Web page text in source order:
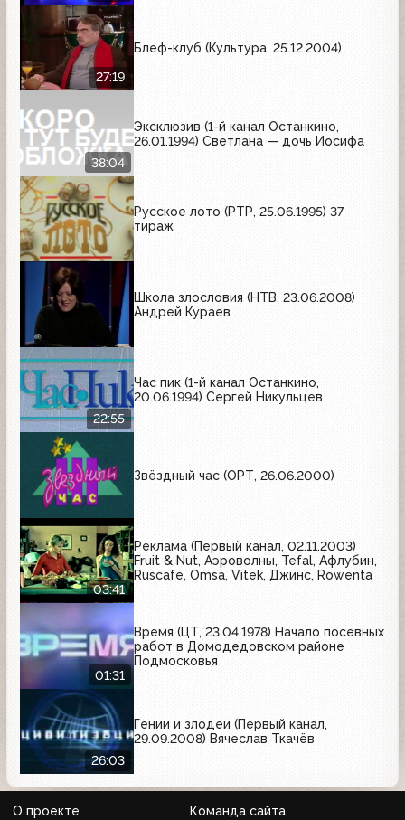
27:19
Блеф-клуб (Культура, 25.12.2004)
38:04
Эксклюзив (1-й канал Останкино,
26.01.1994) Светлана — дочь Иосифа
Русское лото (РТР, 25.06.1995) 37
тираж
Школа злословия (НТВ, 23.06.2008)
Андрей Кураев
22:55
Час пик (1-й канал Останкино,
20.06.1994) Сергей Никульцев
Звёздный час (ОРТ, 26.06.2000)
03:41
Реклама (Первый канал, 02.11.2003)
Fruit & Nut, Аэроволны, Tefal, Афлубин,
Ruscafe, Omsa, Vitek, Джинс, Rowenta
01:31
Время (ЦТ, 23.04.1978) Начало посевных
работ в Домодедовском районе
Подмосковья
26:03
Гении и злодеи (Первый канал,
29.09.2008) Вячеслав Ткачёв
О проекте
Команда сайта